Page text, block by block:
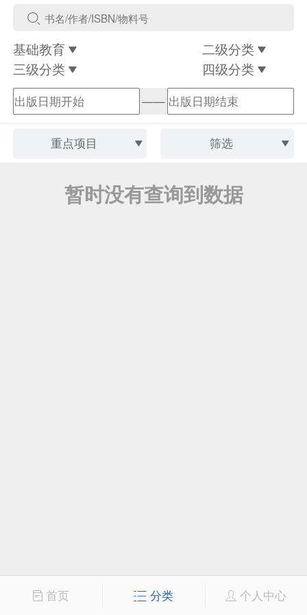
基础教育
二级分类
三级分类
四级分类
——
重点项目 筛选
暂时没有查询到数据
首页 分类 个人中心